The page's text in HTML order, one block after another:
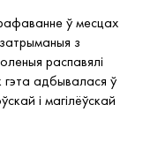
ў месцах
з
распавялі
гэта адбывалася ў
і магілёўскай